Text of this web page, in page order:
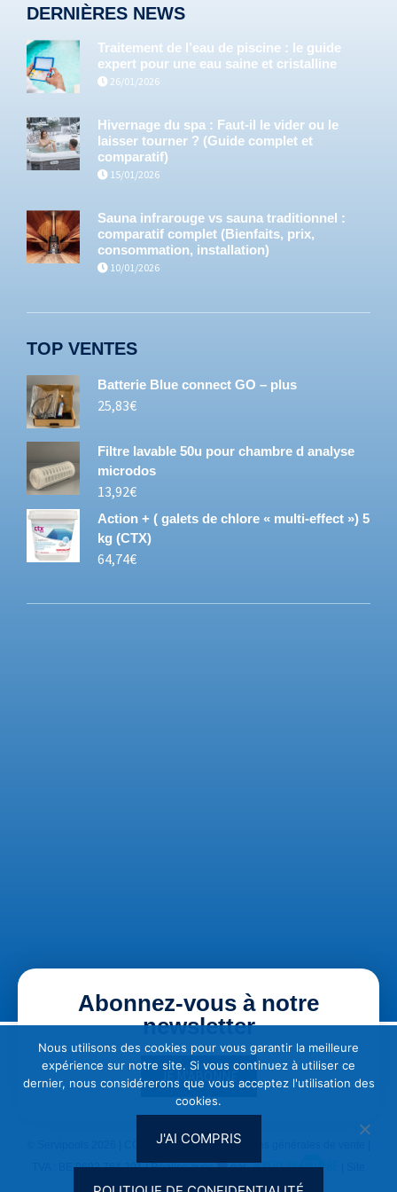
DERNIÈRES NEWS
Traitement de l’eau de piscine : le guide
expert pour une eau saine et cristalline
26/01/2026
Hivernage du spa : Faut-il le vider ou le
laisser tourner ? (Guide complet et
comparatif)
15/01/2026
Sauna infrarouge vs sauna traditionnel :
comparatif complet (Bienfaits, prix,
consommation, installation)
10/01/2026
TOP VENTES
Batterie Blue connect GO – plus
25,83€
Filtre lavable 50u pour chambre d analyse
microdos
13,92€
Action + ( galets de chlore « multi-effect ») 5
kg (CTX)
64,74€
Abonnez-vous à notre
newsletter
JE M'ABONNE
CGU & Vie privée| Conditions générales de vente
TVA : BE 0692.764.201 | Réalisé avec
par
Nous utilisons des cookies pour vous garantir la meilleure
expérience sur notre site. Si vous continuez à utiliser ce
dernier, nous considérerons que vous acceptez l'utilisation des
cookies.
J'AI COMPRIS